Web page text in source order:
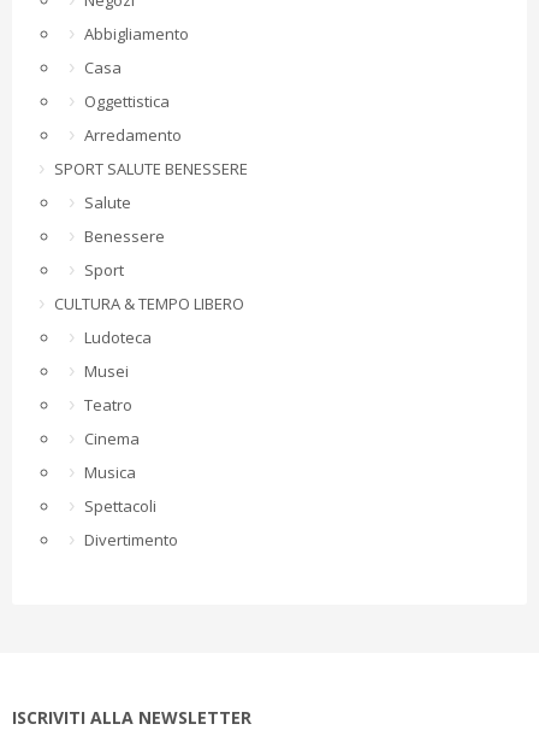
Abbigliamento
Casa
Oggettistica
Arredamento
SPORT SALUTE BENESSERE
Salute
Benessere
Sport
CULTURA & TEMPO LIBERO
Ludoteca
Musei
Teatro
Cinema
Musica
Spettacoli
Divertimento
ISCRIVITI ALLA NEWSLETTER